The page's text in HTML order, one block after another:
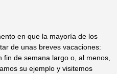
en que la mayoría de los
de unas breves vacaciones:
de semana largo o, al menos,
su ejemplo y visitemos